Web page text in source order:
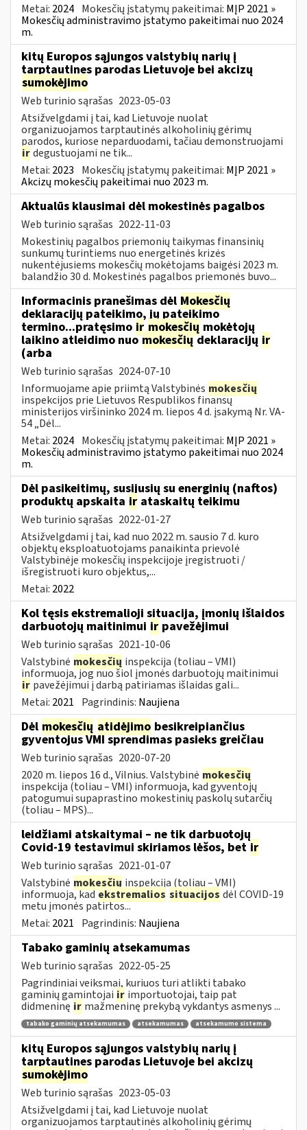
Metai: 2024 Mokesčių įstatymų pakeitimai: MĮP 2021 »
Mokesčių administravimo įstatymo pakeitimai nuo 2024
m.
kitų Europos sąjungos valstybių narių į
tarptautines parodas Lietuvoje bei akcizų
sumokėjimo
Web turinio sąrašas 2023-05-03
Atsižvelgdami į tai, kad Lietuvoje nuolat
organizuojamos tarptautinės alkoholinių gėrimų
parodos, kuriose neparduodami, tačiau demonstruojami
irdegustuojami ne tik...
Metai: 2023 Mokesčių įstatymų pakeitimai: MĮP 2021 »
Akcizų mokesčių pakeitimai nuo 2023 m.
Aktualūs klausimai dėl mokestinės pagalbos
Web turinio sąrašas 2022-11-03
Mokestinių pagalbos priemonių taikymas finansinių
sunkumų turintiems nuo energetinės krizės
nukentėjusiems mokesčių mokėtojams baigėsi 2023 m.
balandžio 30 d. Mokestinės pagalbos priemonės buvo...
Informacinis pranešimas dėl Mokesčių
deklaracijų pateikimo, jų pateikimo
termino...pratęsimo ir mokesčių mokėtojų
laikino atleidimo nuomokesčiųdeklaracijų ir
(arba
Web turinio sąrašas 2024-07-10
Informuojame apie priimtą Valstybinės mokesčių
inspekcijos prie Lietuvos Respublikos finansų
ministerijos viršininko 2024 m. liepos 4 d. įsakymą Nr. VA-
54 „Dėl...
Metai: 2024 Mokesčių įstatymų pakeitimai: MĮP 2021 »
Mokesčių administravimo įstatymo pakeitimai nuo 2024
m.
Dėl pasikeitimų, susijusių su energinių (naftos)
produktų apskaita ir ataskaitų teikimu
Web turinio sąrašas 2022-01-27
Atsižvelgdami į tai, kad nuo 2022 m. sausio 7 d. kuro
objektų eksploatuotojams panaikinta prievolė
Valstybinėje mokesčių inspekcijoje įregistruoti /
išregistruoti kuro objektus,...
Metai: 2022
Kol tęsis ekstremalioji situacija, įmonių išlaidos
darbuotojų maitinimui ir pavežėjimui
Web turinio sąrašas 2021-10-06
Valstybinė mokesčių inspekcija (toliau – VMI)
informuoja, jog nuo šiol įmonės darbuotojų maitinimui
ir pavežėjimui į darbą patiriamas išlaidas gali...
Metai: 2021 Pagrindinis: Naujiena
Dėl mokesčių atidėjimo besikreipiančius
gyventojus VMI sprendimas pasieks greičiau
Web turinio sąrašas 2020-07-20
2020 m. liepos 16 d., Vilnius. Valstybinė mokesčių
inspekcija (toliau – VMI) informuoja, kad gyventojų
patogumui supaprastino mokestinių paskolų sutarčių
(toliau – MPS)...
leidžiami atskaitymai – ne tik darbuotojų
Covid-19 testavimui skiriamos lėšos, bet ir
Web turinio sąrašas 2021-01-07
Valstybinė mokesčių inspekcija (toliau – VMI)
informuoja, kadekstremalios situacijos dėl COVID-19
metu įmonės patirtos...
Metai: 2021 Pagrindinis: Naujiena
Tabako gaminių atsekamumas
Web turinio sąrašas 2022-05-25
Pagrindiniai veiksmai, kuriuos turi atlikti tabako
gaminių gamintojai ir importuotojai, taip pat
didmeninę ir mažmeninę prekybą vykdantys asmenys ...
tabako gaminių atsekamumas atsekamumas atsekamumo sistema
kitų Europos sąjungos valstybių narių į
tarptautines parodas Lietuvoje bei akcizų
sumokėjimo
Web turinio sąrašas 2023-05-03
Atsižvelgdami į tai, kad Lietuvoje nuolat
organizuojamos tarptautinės alkoholinių gėrimų